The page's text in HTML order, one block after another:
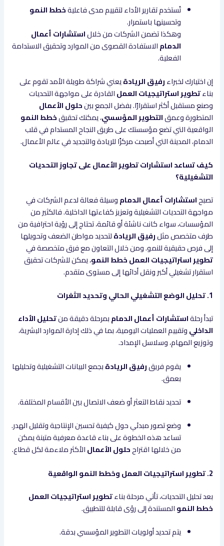
تُستخدم تقارير الأداء لتقييم مدى فاعليةخطط النمو
وتحسينها باستمرار.
وهكذا تضمن الشركات من خلالاستشارات أعمال
الدمامالاستفادة القصوى من الموارد وتحقيق الاستدامة
الفعلية.
إن اختيارك لخبراءرفيق الريادةيعني شراكة طويلة الأمد تقوم على
بناءتطوير استراتيجيات العملالقادرة على مواجهة التحديات
وصنع مستقبل أكثر استقرارًا. بفضل الجمع بينحلول الأعمال
المتطورة وعمقالتطوير المؤسسي، يمكنك تحقيقخطط النمو
الواقعية التي تضع مؤسستك على طريق النجاح المستدام في قلب
الدمام، المدينة التي أصبحت مركزًا للريادة والتجديد في عالم الأعمال.
كيف تساعد استشارات تطوير الأعمال على تجاوز التحديات
التشغيلية؟
تصبحاستشارات أعمال الدماموسيلة فعالة لدعم الشركات في
مواجهة التحديات التشغيلية وتعزيز كفاءتها الداخلية. فالكثير من
المؤسسات، سواء كانت ناشئة أو قائمة، تحتاج إلى رؤية احترافية من
طرف متخصص مثلرفيق الريادةلتحديد مواطن الضعف وتحويلها
إلى فرص حقيقية للنمو. ومن خلال التعاون مع فرق متخصصة في
تطوير استراتيجيات العمل خطط النمو، يمكن للشركات تحقيق
استقرار تشغيلي أكبر ونقل أدائها إلى مستوى متقدم.
1. تحليل الوضع التشغيلي الحالي وتحديد الثغرات
تبدأ رحلةاستشارات أعمال الدمامبمرحلة دقيقة منتحليل الأداء
الداخليوتقييم العمليات اليومية، بما في ذلك إدارة الموارد البشرية،
وتوزيع المهام، وسلاسل الإمداد.
يقوم فريقرفيق الريادةبجمع البيانات التشغيلية وتحليلها
بعمق.
تحديد نقاط التعثر أو ضعف الاتصال بين الأقسام المختلفة.
وضع تصور مبدئي حول كيفية تحسين الإنتاجية وتقليل الهدر.
تساعد هذه الخطوة على بناء قاعدة معرفية متينة يمكن
من خلالها اقتراححلول الأعمالالأكثر ملاءمة لكل قطاع.
2. تطوير استراتيجيات العمل وخطط النمو الواقعية
بعد تحليل التحديات، تأتي مرحلة بناءتطوير استراتيجيات العمل
خطط النموالمستندة إلى رؤى قابلة للتطبيق.
يتم تحديد أولويات التطوير المؤسسي بدقة.